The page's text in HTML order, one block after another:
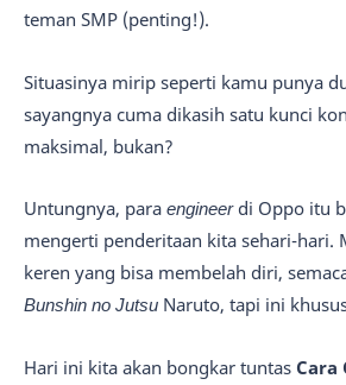
teman SMP (penting!).
Situasinya mirip seperti kamu punya
sayangnya cuma dikasih satu kunci
maksimal, bukan?
Untungnya, para engineerdi Oppo itu
mengerti penderitaan kita sehari-hari.
keren yang bisa membelah diri,
Bunshin no Jutsu Naruto, tapi ini
Hari ini kita akan bongkar tuntas Cara